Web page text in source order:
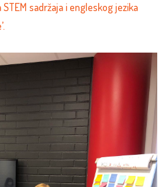
STEM sadržaja i engleskog jezika